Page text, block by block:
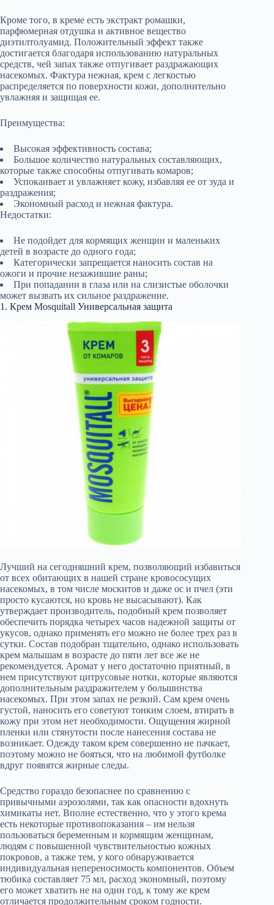
Кроме того, в креме есть экстракт ромашки,
парфюмерная отдушка и активное вещество
диэтилтолуамид. Положительный эффект также
достигается благодаря использованию натуральных
средств, чей запах также отпугивает раздражающих
насекомых. Фактура нежная, крем с легкостью
распределяется по поверхности кожи, дополнительно
увлажняя и защищая ее.
Преимущества:
Высокая эффективность состава;
Большое количество натуральных составляющих,
которые также способны отпугивать комаров;
Успокаивает и увлажняет кожу, избавляя ее от зуда и
раздражения;
Экономный расход и нежная фактура.
Недостатки:
Не подойдет для кормящих женщин и маленьких
детей в возрасте до одного года;
Категорически запрещается наносить состав на
ожоги и прочие незажившие раны;
При попадании в глаза или на слизистые оболочки
может вызвать их сильное раздражение.
1. Крем Mosquitall Универсальная защита
Лучший на сегодняшний крем, позволяющий избавиться
от всех обитающих в нашей стране кровососущих
насекомых, в том числе москитов и даже ос и пчел (эти
просто кусаются, но кровь не высасывают). Как
утверждает производитель, подобный крем позволяет
обеспечить порядка четырех часов надежной защиты от
укусов, однако применять его можно не более трех раз в
сутки. Состав подобран тщательно, однако использовать
крем малышам в возрасте до пяти лет все же не
рекомендуется. Аромат у него достаточно приятный, в
нем присутствуют цитрусовые нотки, которые являются
дополнительным раздражителем у большинства
насекомых. При этом запах не резкий. Сам крем очень
густой, наносить его советуют тонким слоем, втирать в
кожу при этом нет необходимости. Ощущения жирной
пленки или стянутости после нанесения состава не
возникает. Одежду таком крем совершенно не пачкает,
поэтому можно не бояться, что на любимой футболке
вдруг появятся жирные следы.
Средство гораздо безопаснее по сравнению с
привычными аэрозолями, так как опасности вдохнуть
химикаты нет. Вполне естественно, что у этого крема
есть некоторые противопоказания – им нельзя
пользоваться беременным и кормящим женщинам,
людям с повышенной чувствительностью кожных
покровов, а также тем, у кого обнаруживается
индивидуальная непереносимость компонентов. Объем
тюбика составляет 75 мл, расход экономный, поэтому
его может хватить не на один год, к тому же крем
отличается продолжительным сроком годности.